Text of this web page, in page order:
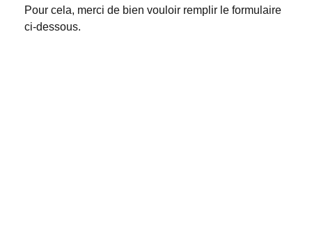
Pour cela, merci de bien vouloir remplir le formulaire
ci-dessous.